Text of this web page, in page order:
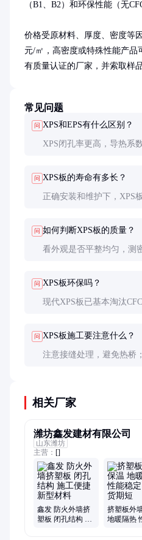
（B1、B2）和环保性能（无
价格受原材料、厚度、密度等
元/㎡，高密度或特殊性能产品
有质量认证的厂家，并索取样
常见问题
问 XPS和EPS有什么区别？
XPS闭孔率更高，导热系
问 XPS板的寿命有多长？
正确安装和维护下，XPS
问 如何判断XPS板的质量？
看外观是否平整均匀，测
问 XPS板环保吗？
现代XPS板已基本淘汰
问 XPS板施工要注意什么？
注意接缝处理，避免热桥
相关厂家
潍坊鑫发建材有限公司
山东潍坊
主营： []
鑫发 防火外墙挤
塑板 闭孔结构 施
挤塑板外
地暖隔热